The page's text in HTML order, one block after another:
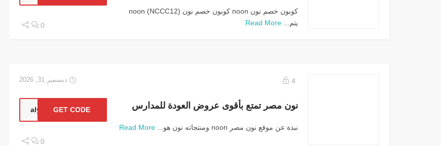
كوبون خصم نون noon كوبون خصم نون noon (NCCC12)
يتم... Read More
0
4
نون مصر تمتع بأقوى عروض العودة للمدارس
نبذة عن موقع نون مصر noon ومنتجاته نون هو... Read More
ديسمبر 31, 2026
GET CODE
0